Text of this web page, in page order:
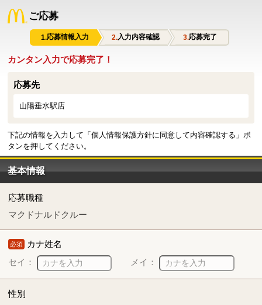
ご応募
応募情報入力 入力内容確認 応募完了
カンタン入力で応募完了！
応募先
山陽垂水駅店
下記の情報を入力して「個人情報保護方針に同意して内容確認する」ボ
タンを押してください。
基本情報
応募職種
マクドナルドクルー
必須 カナ姓名
セイ：
メイ：
性別